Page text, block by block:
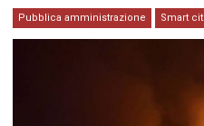
Pubblica amministrazione Smart